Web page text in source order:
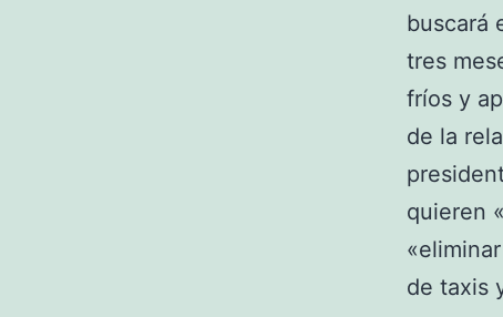
buscará
tres
fríos y
de la
quieren
de taxis